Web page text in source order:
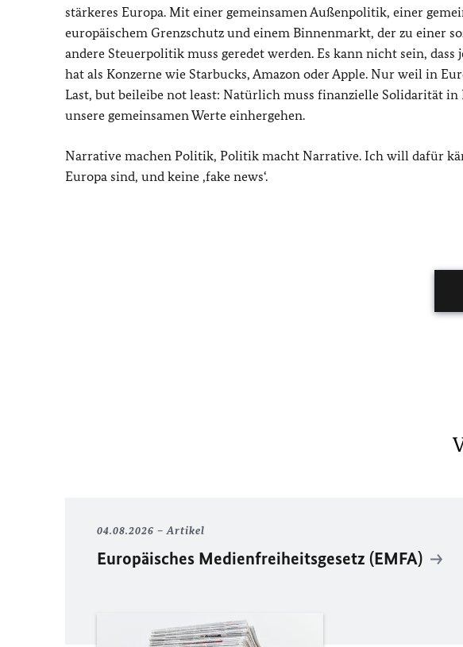
stärkeres Europa. Mit einer gemeinsamen Außenpolitik, einer
europäischem Grenzschutz und einem Binnenmarkt, der zu einer
andere Steuerpolitik muss geredet werden. Es kann nicht sein,
hat als Konzerne wie Starbucks, Amazon oder Apple. Nur weil in
Last, but beileibe not least: Natürlich muss finanzielle Solidarität
unsere gemeinsamen Werte einhergehen.
Narrative machen Politik, Politik macht Narrative. Ich will dafür
Europa sind, und keine ‚fake news‘.
04.08.2026 Artikel
Europäisches Medienfreiheitsgesetz (EMFA)